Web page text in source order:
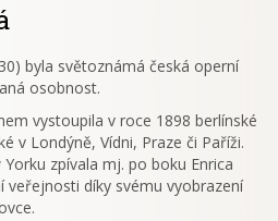
byla světoznámá česká operní
osobnost.
vystoupila v roce 1898 berlínské
v Londýně, Vídni, Praze či Paříži.
zpívala mj. po boku Enrica
veřejnosti díky svému vyobrazení